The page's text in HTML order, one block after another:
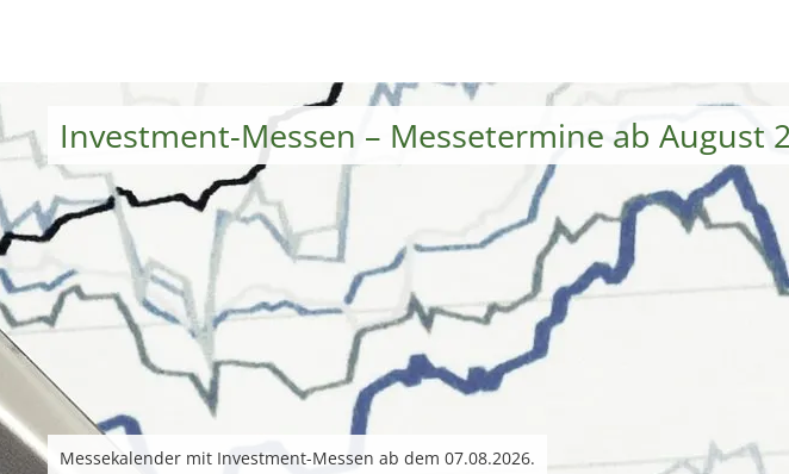
Investment-Messen – Messetermine ab August
Messekalender mit Investment-Messen ab dem 07.08.2026.